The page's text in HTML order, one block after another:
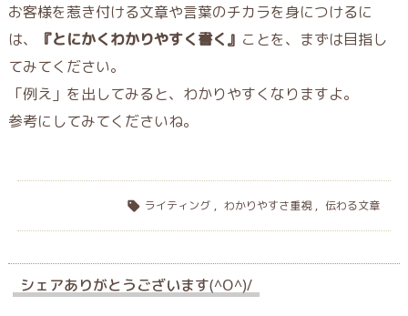
お客様を惹き付ける文章や言葉のチカラを身につけるに
は、
『とにかくわかりやすく書く』 ことを、まずは目指し
てみてください。
「例え」を出してみると、わかりやすくなりますよ。
参考にしてみてくださいね。
 ライティング , わかりやすさ重視 , 伝わる文章
シェアありがとうございます(^O^)/